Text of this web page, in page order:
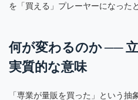
を「買える」プレーヤーになった
何が変わるのか ──
実質的な意味
「専業が量販を買った」という